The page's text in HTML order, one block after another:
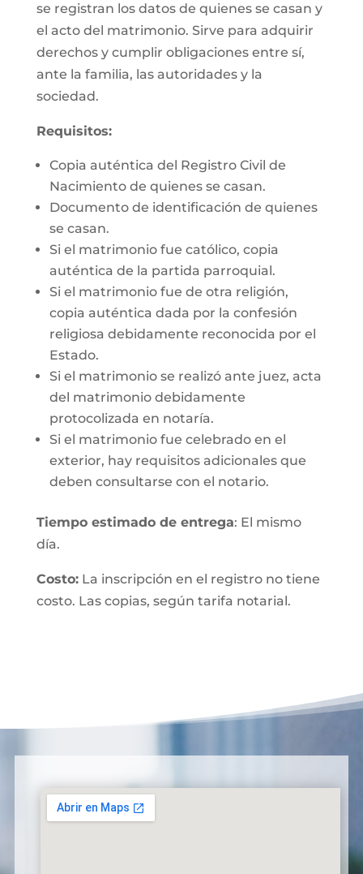
se registran los datos de quienes se casan y
el acto del matrimonio. Sirve para adquirir
derechos y cumplir obligaciones entre sí,
ante la familia, las autoridades y la
sociedad.
Requisitos:
Copia auténtica del Registro Civil de
Nacimiento de quienes se casan.
Documento de identificación de quienes
se casan.
Si el matrimonio fue católico, copia
auténtica de la partida parroquial.
Si el matrimonio fue de otra religión,
copia auténtica dada por la confesión
religiosa debidamente reconocida por el
Estado.
Si el matrimonio se realizó ante juez, acta
del matrimonio debidamente
protocolizada en notaría.
Si el matrimonio fue celebrado en el
exterior, hay requisitos adicionales que
deben consultarse con el notario.
Tiempo estimado de entrega: El mismo
día.
Costo:La inscripción en el registro no tiene
costo. Las copias, según tarifa notarial.